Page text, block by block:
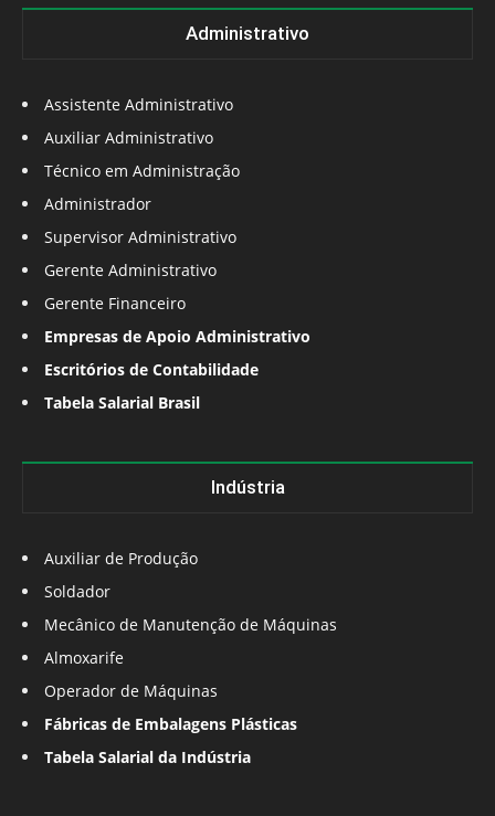
Administrativo
Assistente Administrativo
Auxiliar Administrativo
Técnico em Administração
Administrador
Supervisor Administrativo
Gerente Administrativo
Gerente Financeiro
Empresas de Apoio Administrativo
Escritórios de Contabilidade
Tabela Salarial Brasil
Indústria
Auxiliar de Produção
Soldador
Mecânico de Manutenção de Máquinas
Almoxarife
Operador de Máquinas
Fábricas de Embalagens Plásticas
Tabela Salarial da Indústria